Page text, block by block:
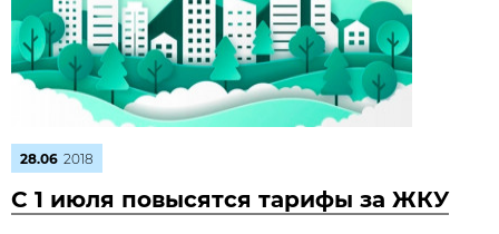
28.06 2018
С 1 июля повысятся тарифы за ЖКУ